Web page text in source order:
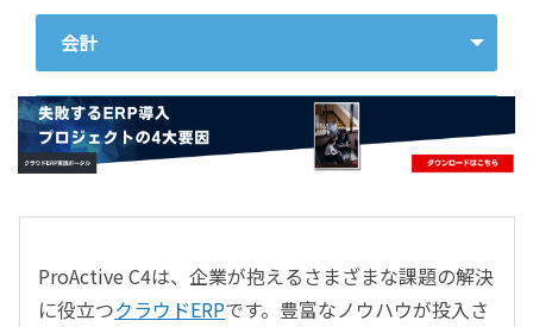
会計
ERP
会計
CRM／営業支援／Eコマース
DX（2025年の崖）／クラウドコンピューティング
ProActive C4は、企業が抱えるさまざまな課題の解決
に役立つクラウドERPです。豊富なノウハウが投入さ